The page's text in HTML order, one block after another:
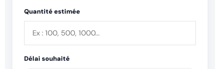
Quantité estimée
Délai souhaité